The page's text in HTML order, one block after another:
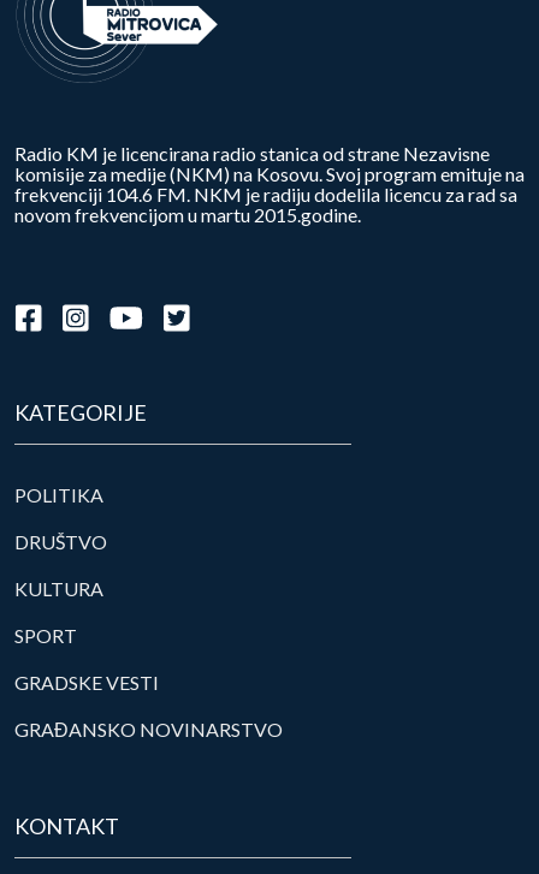
Radio KM je licencirana radio stanica od strane Nezavisne
komisije za medije (NKM) na Kosovu. Svoj program emituje na
frekvenciji 104.6 FM. NKM je radiju dodelila licencu za rad sa
novom frekvencijom u martu 2015.godine.
KATEGORIJE
POLITIKA
DRUŠTVO
KULTURA
SPORT
GRADSKE VESTI
GRAĐANSKO NOVINARSTVO
KONTAKT